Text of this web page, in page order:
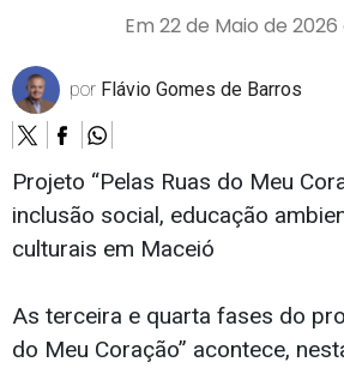
Em 22 de Maio de 2026
por Flávio Gomes de Barros
Projeto “Pelas Ruas do Meu
inclusão social, educação
culturais em Maceió
As terceira e quarta fases do
do Meu Coração” acontece,